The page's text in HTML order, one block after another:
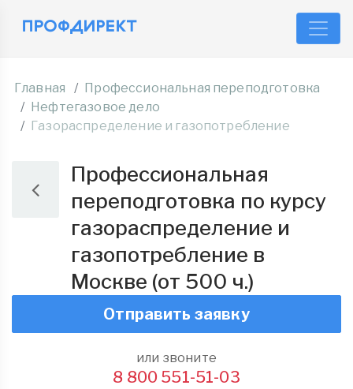
Главная
Профессиональная переподготовка
Нефтегазовое дело
Газораспределение и газопотребление
Профессиональная
переподготовка по курсу
газораспределение и
газопотребление в
Москве (от 500 ч.)
Отправить заявку
или звоните
8 800 551-51-03